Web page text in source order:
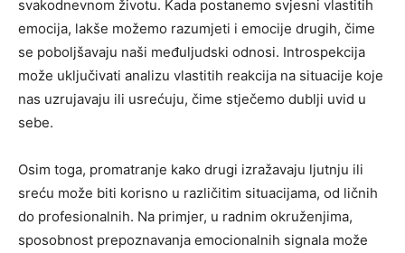
svakodnevnom životu. Kada postanemo svjesni vlastitih
emocija, lakše možemo razumjeti i emocije drugih, čime
se poboljšavaju naši međuljudski odnosi. Introspekcija
može uključivati analizu vlastitih reakcija na situacije koje
nas uzrujavaju ili usrećuju, čime stječemo dublji uvid u
sebe.
Osim toga, promatranje kako drugi izražavaju ljutnju ili
sreću može biti korisno u različitim situacijama, od ličnih
do profesionalnih. Na primjer, u radnim okruženjima,
sposobnost prepoznavanja emocionalnih signala može